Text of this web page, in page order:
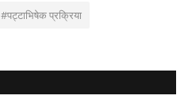
#पट्टाभिषेक प्रक्रिया